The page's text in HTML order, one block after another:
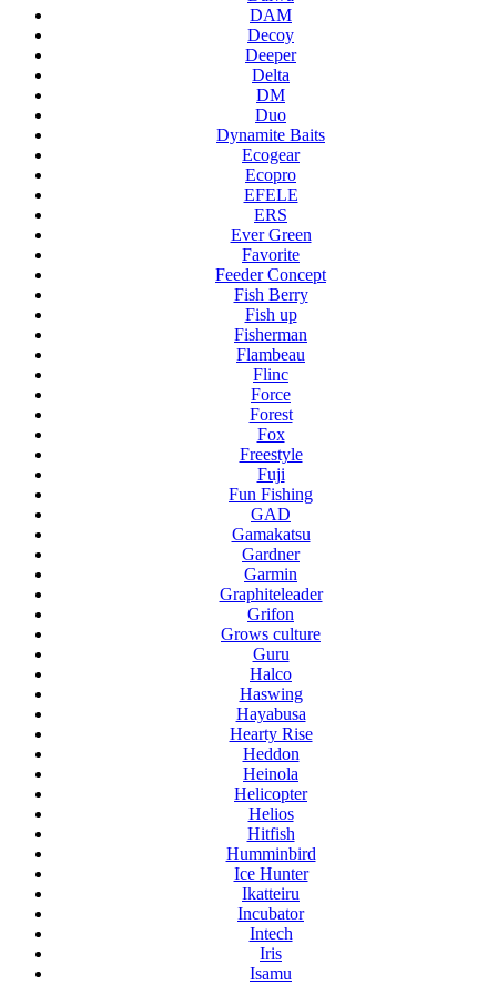
DAM
Decoy
Deeper
Delta
DM
Duo
Dynamite Baits
Ecogear
Ecopro
EFELE
ERS
Ever Green
Favorite
Feeder Concept
Fish Berry
Fish up
Fisherman
Flambeau
Flinc
Force
Forest
Fox
Freestyle
Fuji
Fun Fishing
GAD
Gamakatsu
Gardner
Garmin
Graphiteleader
Grifon
Grows culture
Guru
Halco
Haswing
Hayabusa
Hearty Rise
Heddon
Heinola
Helicopter
Helios
Hitfish
Humminbird
Ice Hunter
Ikatteiru
Incubator
Intech
Iris
Isamu